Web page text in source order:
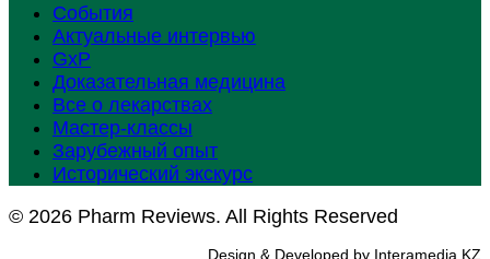
События
Актуальные интервью
GxP
Доказательная медицина
Все о лекарствах
Мастер-классы
Зарубежный опыт
Исторический экскурс
© 2026 Pharm Reviews. All Rights Reserved
Design & Developed by Interamedia KZ